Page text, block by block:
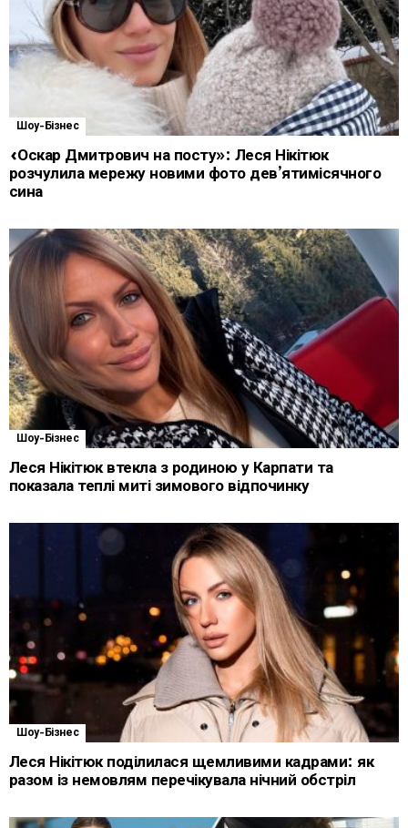
Шоу-Бізнес
«Оскар Дмитрович на посту»: Леся Нікітюк
розчулила мережу новими фото дев’ятимісячного
сина
Шоу-Бізнес
Леся Нікітюк втекла з родиною у Карпати та
показала теплі миті зимового відпочинку
Шоу-Бізнес
Леся Нікітюк поділилася щемливими кадрами: як
разом із немовлям перечікувала нічний обстріл